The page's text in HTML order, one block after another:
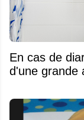
En cas de
d'une grande